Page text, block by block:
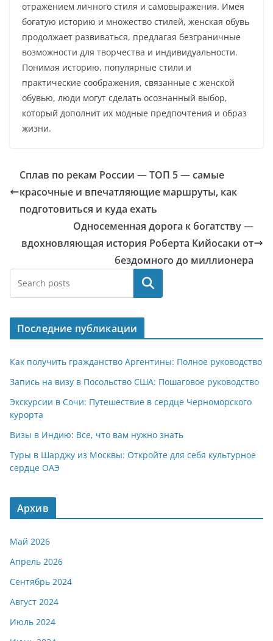
отражением личного стиля и самовыражения. Имея
богатую историю и множество стилей, женская обувь
продолжает развиваться, предлагая безграничные
возможности для творчества и индивидуальности.
Понимая историю, популярные стили и
практические соображения, связанные с женской
обувью, люди могут сделать осознанный выбор,
который дополнит их модные предпочтения и образ
жизни.
Сплав по рекам России — ТОП 5 — самые
красочные и впечатляющие маршруты, как
подготовиться и куда ехать
Односеменная дорога к богатству —
вдохновляющая история Роберта Кийосаки от
бездомного до миллионера
Поиск
Последние публикации
Как получить гражданство Аргентины: Полное руководство
Запись на визу в Посольство США: Пошаговое руководство
Экскурсии в Сочи: Путешествие в сердце Черноморского
курорта
Визы в Индию: Все, что вам нужно знать
Туры в Шарджу из Москвы: Откройте для себя культурное
сердце ОАЭ
Архив
Май 2026
Апрель 2026
Сентябрь 2024
Август 2024
Июль 2024